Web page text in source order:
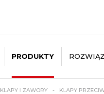
PRODUKTY
KLAPY I ZAWORY KLAPY